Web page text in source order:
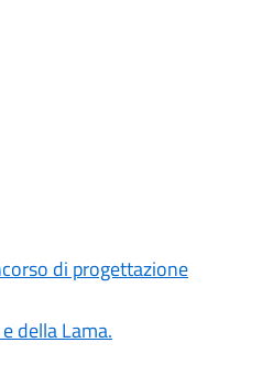
di progettazione
della Lama.